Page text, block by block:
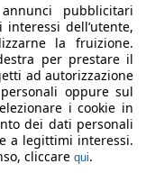
pubblicitari
dell’utente,
la fruizione.
per prestare il
ad autorizzazione
oppure sul
i cookie in
dei dati personali
a legittimi interessi.
cliccare qui.